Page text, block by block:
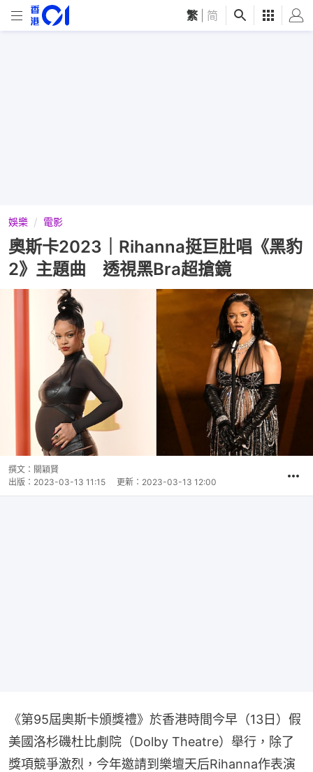
繁 简
娛樂 電影
奧斯卡2023｜Rihanna挺巨肚唱《黑豹
2》主題曲 透視黑Bra超搶鏡
撰文： 關穎賢
出版： 2023-03-13 11:15 更新： 2023-03-13 12:00
《第95屆奧斯卡頒獎禮》於香港時間今早（13日）假
美國洛杉磯杜比劇院（Dolby Theatre）舉行，除了
獎項競爭激烈，今年邀請到樂壇天后Rihanna作表演